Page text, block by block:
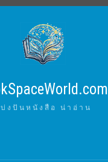
งปันหนังสือ น่าอ่าน